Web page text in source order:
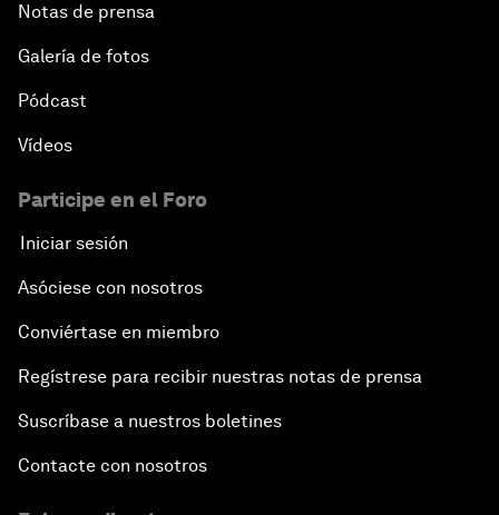
Notas de prensa
Galería de fotos
Pódcast
Vídeos
Participe en el Foro
Iniciar sesión
Asóciese con nosotros
Conviértase en miembro
Regístrese para recibir nuestras notas de prensa
Suscríbase a nuestros boletines
Contacte con nosotros